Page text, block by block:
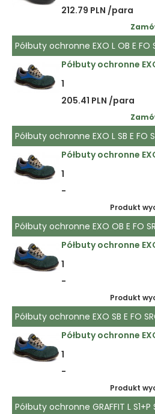
212.79 PLN /para
Półbuty ochronne EXO L OB E FO
Półbuty ochronne
1
205.41 PLN /para
Półbuty ochronne EXO L SB E FO
Półbuty ochronne
1
-
Produkt
Półbuty ochronne EXO OB E FO
Półbuty ochronne
1
-
Produkt
Półbuty ochronne EXO SB E FO
Półbuty ochronne
1
-
Produkt
Półbuty ochronne GRAFFIT L S1+P